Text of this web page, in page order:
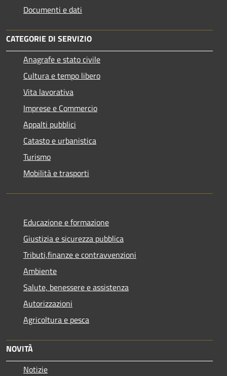
Documenti e dati
CATEGORIE DI SERVIZIO
Anagrafe e stato civile
Cultura e tempo libero
Vita lavorativa
Imprese e Commercio
Appalti pubblici
Catasto e urbanistica
Turismo
Mobilità e trasporti
Educazione e formazione
Giustizia e sicurezza pubblica
Tributi,finanze e contravvenzioni
Ambiente
Salute, benessere e assistenza
Autorizzazioni
Agricoltura e pesca
NOVITÀ
Notizie